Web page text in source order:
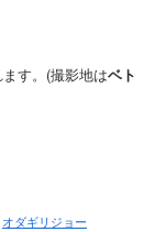
す。(撮影地はベト
オダギリジョー